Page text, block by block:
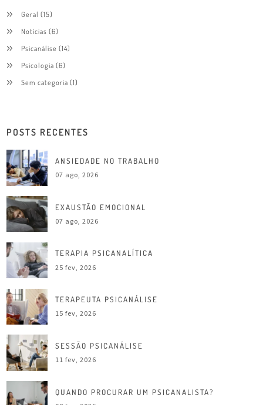
Geral (15)
Notícias (6)
Psicanálise (14)
Psicologia (6)
Sem categoria (1)
POSTS RECENTES
ANSIEDADE NO TRABALHO
07 ago, 2026
EXAUSTÃO EMOCIONAL
07 ago, 2026
TERAPIA PSICANALÍTICA
25 fev, 2026
TERAPEUTA PSICANÁLISE
15 fev, 2026
SESSÃO PSICANÁLISE
11 fev, 2026
QUANDO PROCURAR UM PSICANALISTA?